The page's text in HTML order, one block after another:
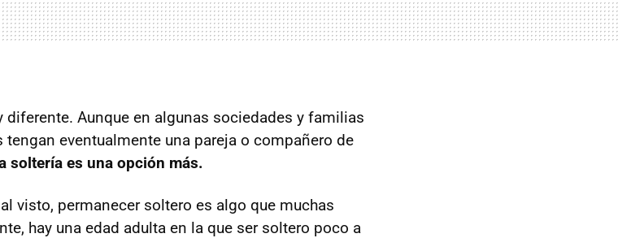
diferente. Aunque en algunas sociedades y familias
eventualmente una pareja o compañero de
soltería es una opción más.
visto, permanecer soltero es algo que muchas
hay una edad adulta en la que ser soltero poco a